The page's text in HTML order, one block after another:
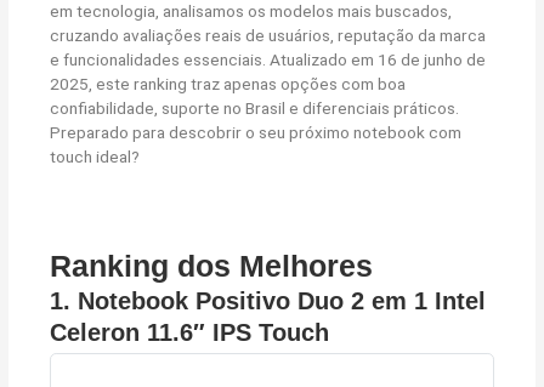
em tecnologia, analisamos os modelos mais buscados,
cruzando avaliações reais de usuários, reputação da marca
e funcionalidades essenciais. Atualizado em 16 de junho de
2025, este ranking traz apenas opções com boa
confiabilidade, suporte no Brasil e diferenciais práticos.
Preparado para descobrir o seu próximo notebook com
touch ideal?
Ranking dos Melhores
1. Notebook Positivo Duo 2 em 1 Intel
Celeron 11.6″ IPS Touch